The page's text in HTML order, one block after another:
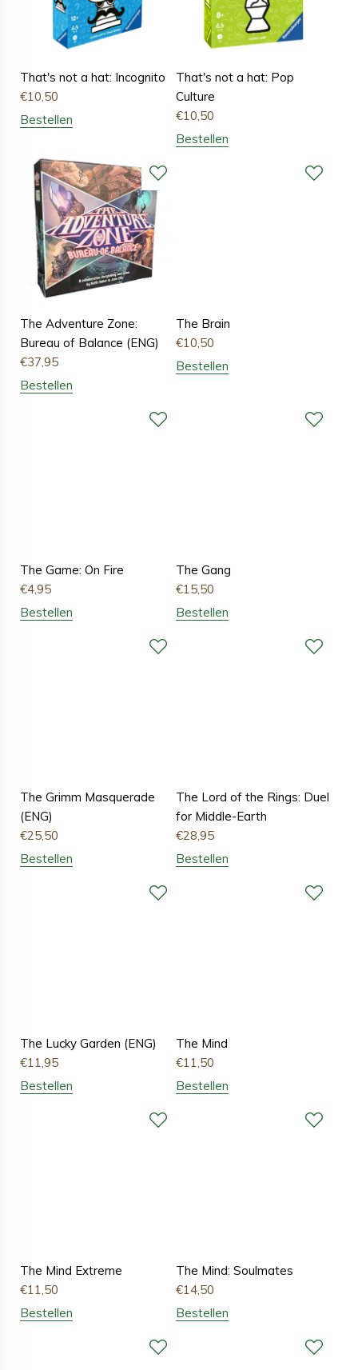
That's not a hat: Incognito
€10,50
Bestellen
That's not a hat: Pop
Culture
€10,50
Bestellen
The Adventure Zone:
Bureau of Balance (ENG)
€37,95
Bestellen
The Brain
€10,50
Bestellen
The Game: On Fire
€4,95
Bestellen
The Gang
€15,50
Bestellen
The Grimm Masquerade
(ENG)
€25,50
Bestellen
The Lord of the Rings: Duel
for Middle-Earth
€28,95
Bestellen
The Lucky Garden (ENG)
€11,95
Bestellen
The Mind
€11,50
Bestellen
The Mind Extreme
€11,50
Bestellen
The Mind: Soulmates
€14,50
Bestellen